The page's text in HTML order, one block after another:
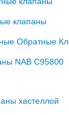
клапаны
Обратные
NAB C95800
хастеллой